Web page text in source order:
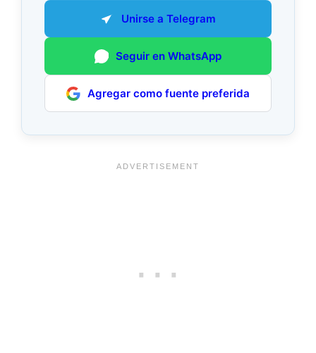
Unirse a Telegram
Seguir en WhatsApp
Agregar como fuente preferida